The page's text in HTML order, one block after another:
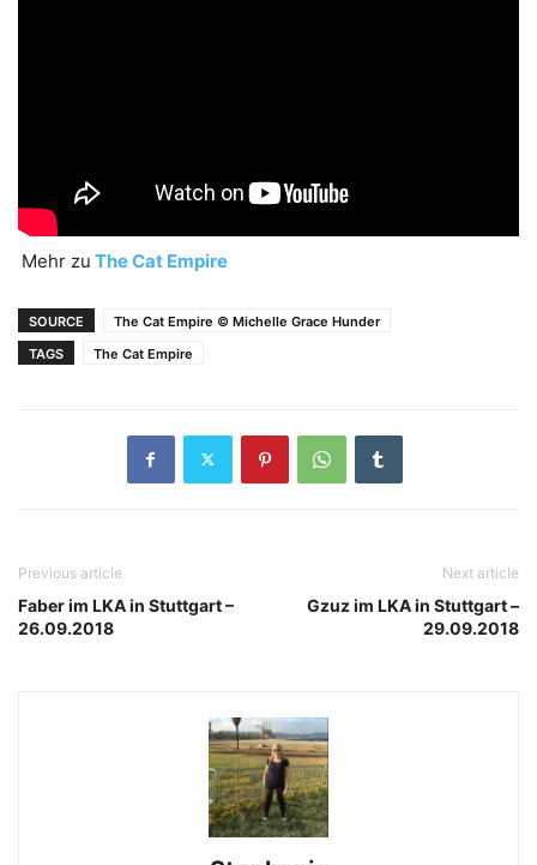
Mehr zu The Cat Empire
SOURCE
The Cat Empire © Michelle Grace Hunder
TAGS
The Cat Empire
Previous article
Faber im LKA in Stuttgart –
26.09.2018
Next article
Gzuz im LKA in Stuttgart –
29.09.2018